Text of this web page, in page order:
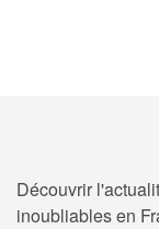
Découvrir
inoubliables en